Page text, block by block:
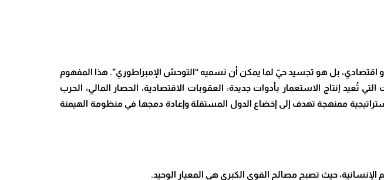
اقتصادي، بل هو تجسيد حيّ لما يمكن أن نسميه “التوحش الإمبراطوري”. هذا المفهوم
إنتاج الاستعمار بأدوات جديدة: العقوبات الاقتصادية، الحصار المالي، الحرب
ممنهجة تهدف إلى إخضاع الدول المستقلة وإعادة دمجها في منظومة الهيمنة
الإنسانية، حيث تصبح مصالح القوى الكبرى هي المعيار الوحيد.